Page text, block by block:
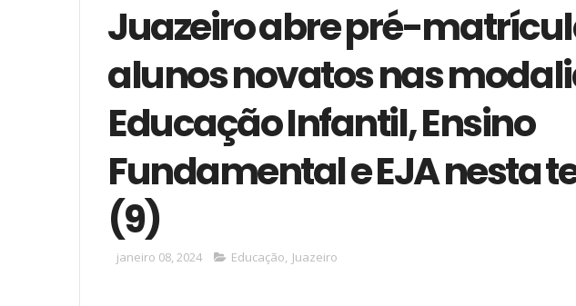
Juazeiro abre pré-
alunos novatos nas
Educação Infantil, Ensino
Fundamental e EJA nesta
(9)
janeiro 08, 2024 Educação, Juazeiro